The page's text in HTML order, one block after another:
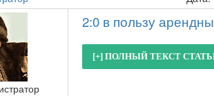
2:0 в пользу